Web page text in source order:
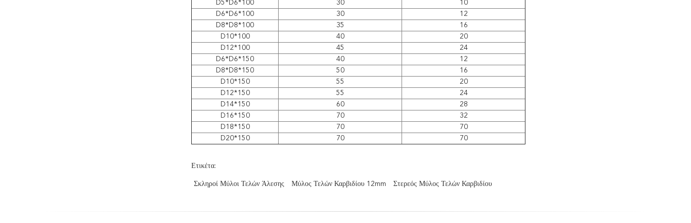
D5*D6*100
30
10
D6*D6*100
30
12
D8*D8*100
35
16
D10*100
40
20
D12*100
45
24
D6*D6*150
40
12
D8*D8*150
50
16
D10*150
55
20
D12*150
55
24
D14*150
60
28
D16*150
70
32
D18*150
70
70
D20*150
70 70
Ετικέτα:
Σκληροί Μύλοι Τελών Άλεσης Μύλος Τελών Καρβιδίου 12mm Στερεός Μύλος Τελών Καρβιδίου